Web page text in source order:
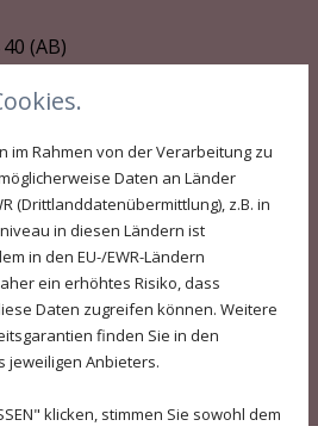
(AB)
g37.de
im Rahmen von der Verarbeitung zu
Daten an Länder
(Drittlanddatenübermittlung), z.B. in
in diesen Ländern ist
in den EU-/EWR-Ländern
ein erhöhtes Risiko, dass
Daten zugreifen können. Weitere
finden Sie in den
jeweiligen Anbieters.
klicken, stimmen Sie sowohl dem